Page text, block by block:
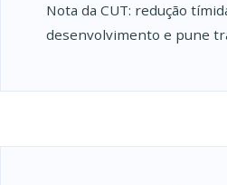
Nota da CUT: redução
desenvolvimento e pune